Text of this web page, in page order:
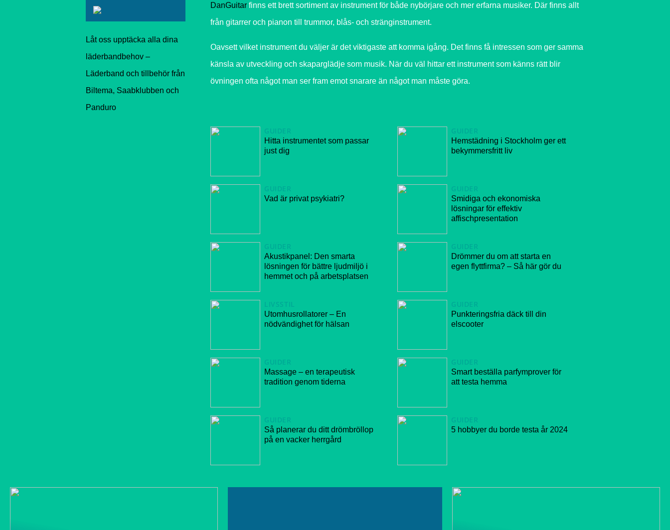
DanGuitar finns ett brett sortiment av instrument för både nybörjare och mer erfarna musiker. Där finns allt
från gitarrer och pianon till trummor, blås- och stränginstrument.
Oavsett vilket instrument du väljer är det viktigaste att komma igång. Det finns få intressen som ger samma
känsla av utveckling och skaparglädje som musik. När du väl hittar ett instrument som känns rätt blir
övningen ofta något man ser fram emot snarare än något man måste göra.
GUIDER
Hitta instrumentet som passar
just dig
GUIDER
Vad är privat psykiatri?
GUIDER
Akustikpanel: Den smarta
lösningen för bättre ljudmiljö i
hemmet och på arbetsplatsen
LIVSSTIL
Utomhusrollatorer – En
nödvändighet för hälsan
GUIDER
Massage – en terapeutisk
tradition genom tiderna
GUIDER
Så planerar du ditt drömbröllop
på en vacker herrgård
GUIDER
Hemstädning i Stockholm ger ett
bekymmersfritt liv
GUIDER
Smidiga och ekonomiska
lösningar för effektiv
affischpresentation
GUIDER
Drömmer du om att starta en
egen flyttfirma? – Så här gör du
GUIDER
Punkteringsfria däck till din
elscooter
GUIDER
Smart beställa parfymprover för
att testa hemma
GUIDER
5 hobbyer du borde testa år 2024
Låt oss upptäcka alla dina
läderbandbehov –
Läderband och tillbehör från
Biltema, Saabklubben och
Panduro